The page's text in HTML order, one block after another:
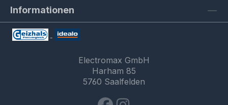
Informationen
Electromax GmbH
Harham 85
5760 Saalfelden